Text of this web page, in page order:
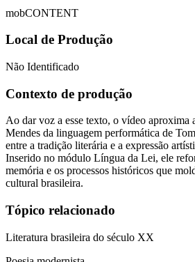
mobCONTENT
Local de Produção
Não Identificado
Contexto de produção
Ao dar voz a esse texto, o vídeo aproxima
Mendes da linguagem performática de
entre a tradição literária e a expressão
Inserido no módulo Língua da Lei, ele
memória e os processos históricos que
cultural brasileira.
Tópico relacionado
Literatura brasileira do século XX